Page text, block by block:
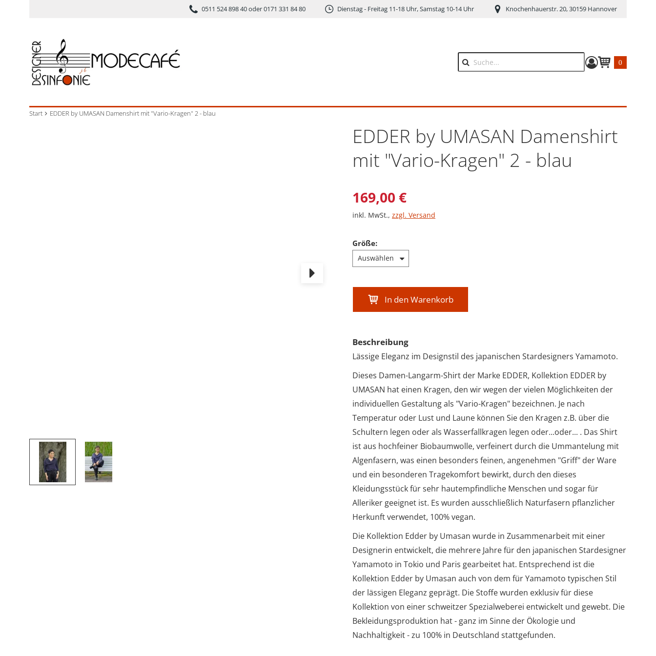
0511 524 898 40 oder 0171 331 84 80 Dienstag - Freitag 11-18 Uhr, Samstag 10-14 Uhr Knochenhauerstr. 20, 30159 Hannover
0
Start EDDER by UMASAN Damenshirt mit "Vario-Kragen" 2 - blau
EDDER by UMASAN Damenshirt
mit "Vario-Kragen" 2 - blau
Verkaufspreis: 169,00 €
169,00 €
inkl. MwSt., zzgl. Versand
Größe:
In den Warenkorb
Beschreibung
Lässige Eleganz im Designstil des japanischen Stardesigners Yamamoto.
Dieses Damen-Langarm-Shirt der Marke EDDER, Kollektion EDDER by
UMASAN hat einen Kragen, den wir wegen der vielen Möglichkeiten der
individuellen Gestaltung als "Vario-Kragen" bezeichnen. Je nach
Temperatur oder Lust und Laune können Sie den Kragen z.B. über die
Schultern legen oder als Wasserfallkragen legen oder...oder... . Das Shirt
ist aus hochfeiner Biobaumwolle, verfeinert durch die Ummantelung mit
Algenfasern, was einen besonders feinen, angenehmen "Griff" der Ware
und ein besonderen Tragekomfort bewirkt, durch den dieses
Kleidungsstück für sehr hautempfindliche Menschen und sogar für
Alleriker geeignet ist. Es wurden ausschließlich Naturfasern pflanzlicher
Herkunft verwendet, 100% vegan.
Die Kollektion Edder by Umasan wurde in Zusammenarbeit mit einer
Designerin entwickelt, die mehrere Jahre für den japanischen Stardesigner
Yamamoto in Tokio und Paris gearbeitet hat. Entsprechend ist die
Kollektion Edder by Umasan auch von dem für Yamamoto typischen Stil
der lässigen Eleganz geprägt. Die Stoffe wurden exklusiv für diese
Kollektion von einer schweitzer Spezialweberei entwickelt und gewebt. Die
Bekleidungsproduktion hat - ganz im Sinne der Ökologie und
Nachhaltigkeit - zu 100% in Deutschland stattgefunden.